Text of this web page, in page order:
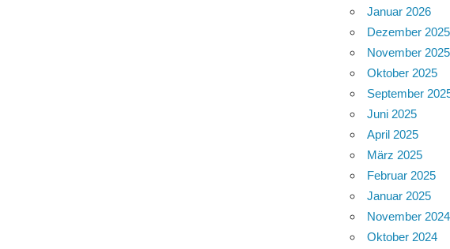
Januar 2026
Dezember 2025
November 2025
Oktober 2025
September
Juni 2025
April 2025
März 2025
Februar 2025
Januar 2025
November 2024
Oktober 2024